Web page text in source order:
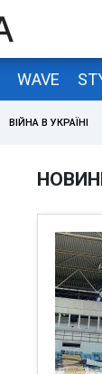
WAVE
ВІЙНА В УКРАЇНІ